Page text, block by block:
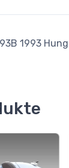
1993